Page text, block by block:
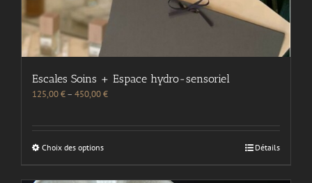
Escales Soins + Espace hydro-sensoriel
125,00€– 450,00€
Choix des options Détails